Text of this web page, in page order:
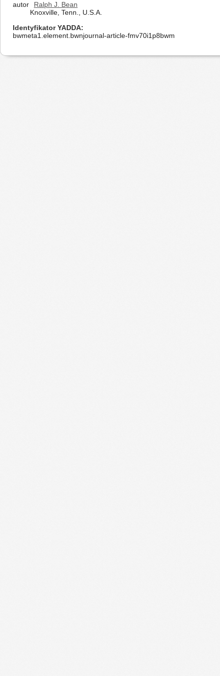
autor
Ralph J. Bean
Knoxville, Tenn., U.S.A.
Identyfikator YADDA
bwmeta1.element.bwnjournal-article-fmv70i1p8bwm